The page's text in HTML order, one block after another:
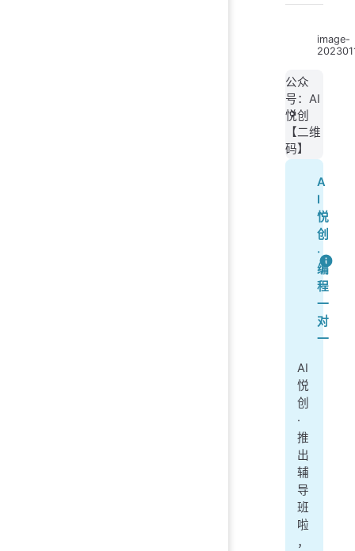
image-
公众
号：AI
悦创
【二维
码】
A
I
悦
创
·
编
程
一
对
一
AI
悦
创
·
推
出
辅
导
班
啦
，